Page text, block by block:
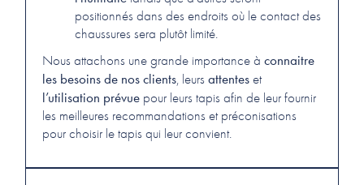
positionnés dans des endroits où le contact des
chaussures sera plutôt limité.
Nous attachons une grande importance àconnaitre
les besoins de nos clients, leursattentes et
l’utilisation prévue pour leurs tapis afin de leur fournir
les meilleures recommandations et préconisations
pour choisir le tapis qui leur convient.